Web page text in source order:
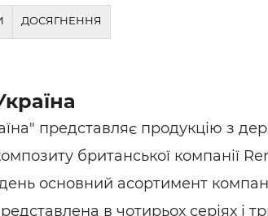
ДОСЯГНЕННЯ
представляє продукцію з
британської компанії
основний асортимент
​​в чотирьох серіях і